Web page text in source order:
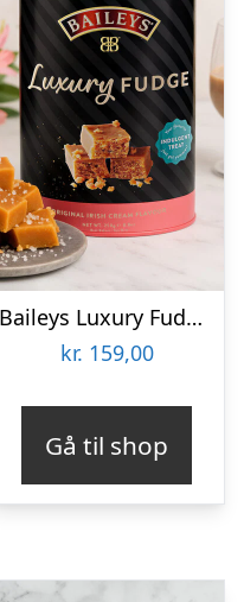
Baileys Luxury Fudge 250 gram
kr. 159,00
Gå til shop